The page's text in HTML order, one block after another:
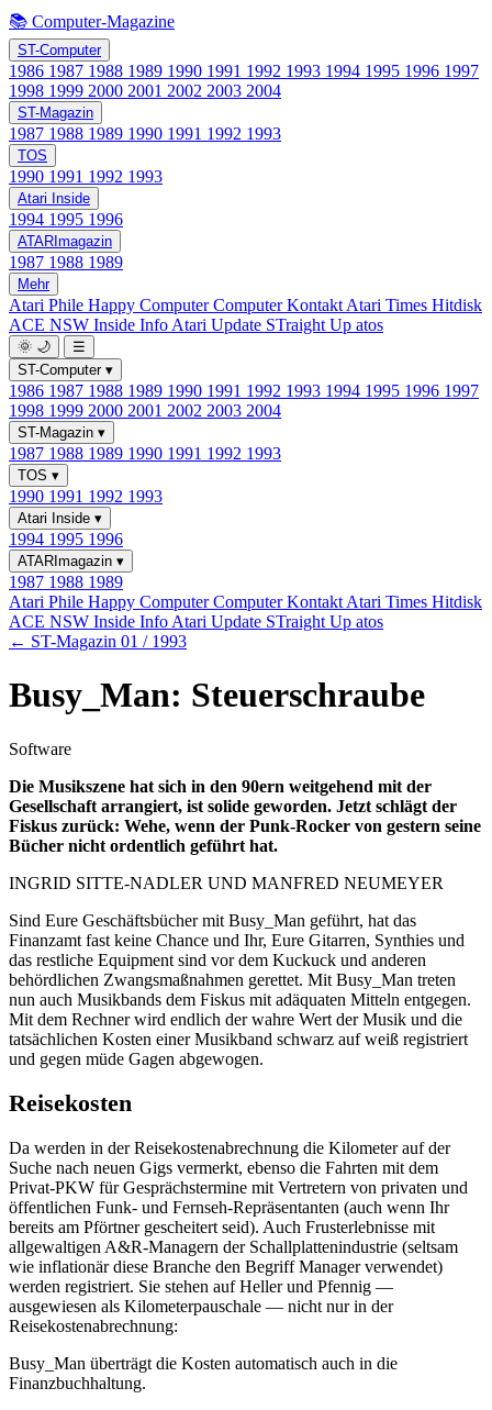
📚 Computer-Magazine
ST-Computer
1986 1987 1988 1989 1990 1991 1992 1993 1994 1995 1996 1997
1998 1999 2000 2001 2002 2003 2004
ST-Magazin
1987 1988 1989 1990 1991 1992 1993
TOS
1990 1991 1992 1993
Atari Inside
1994 1995 1996
ATARImagazin
1987 1988 1989
Mehr
Atari Phile Happy ComputerComputer Kontakt Atari Times Hitdisk
ACE NSW Inside Info Atari Update STraight Up atos
🌞 🌙
☰
ST-Computer ▾
1986 1987 1988 1989 1990 1991 1992 1993 1994 1995 1996 1997
1998 1999 2000 2001 2002 2003 2004
ST-Magazin ▾
1987 1988 1989 1990 1991 1992 1993
TOS ▾
1990 1991 1992 1993
Atari Inside ▾
1994 1995 1996
ATARImagazin ▾
1987 1988 1989
Atari Phile Happy ComputerComputer Kontakt Atari Times Hitdisk
ACE NSW Inside Info Atari Update STraight Up atos
← ST-Magazin 01 / 1993
Busy_Man: Steuerschraube
Software
Die Musikszene hat sich in den 90ern weitgehend mit der
Gesellschaft arrangiert, ist solide geworden. Jetzt schlägt der
Fiskus zurück: Wehe, wenn der Punk-Rocker von gestern seine
Bücher nicht ordentlich geführt hat.
INGRID SITTE-NADLER UND MANFRED NEUMEYER
Sind Eure Geschäftsbücher mit Busy_Man geführt, hat das
Finanzamt fast keine Chance und Ihr, Eure Gitarren, Synthies und
das restliche Equipment sind vor dem Kuckuck und anderen
behördlichen Zwangsmaßnahmen gerettet. Mit Busy_Man treten
nun auch Musikbands dem Fiskus mit adäquaten Mitteln entgegen.
Mit dem Rechner wird endlich der wahre Wert der Musik und die
tatsächlichen Kosten einer Musikband schwarz auf weiß registriert
und gegen müde Gagen abgewogen.
Reisekosten
Da werden in der Reisekostenabrechnung die Kilometer auf der
Suche nach neuen Gigs vermerkt, ebenso die Fahrten mit dem
Privat-PKW für Gesprächstermine mit Vertretern von privaten und
öffentlichen Funk- und Fernseh-Repräsentanten (auch wenn Ihr
bereits am Pförtner gescheitert seid). Auch Frusterlebnisse mit
allgewaltigen A&R-Managern der Schallplattenindustrie (seltsam
wie inflationär diese Branche den Begriff Manager verwendet)
werden registriert. Sie stehen auf Heller und Pfennig —
ausgewiesen als Kilometerpauschale — nicht nur in der
Reisekostenabrechnung:
Busy_Man überträgt die Kosten automatisch auch in die
Finanzbuchhaltung.